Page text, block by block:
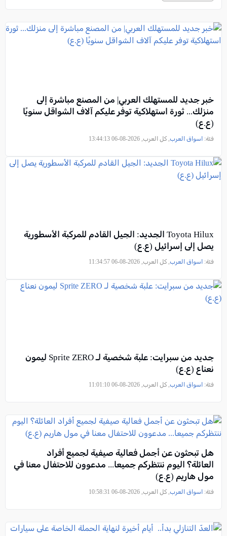
خبر جديد للمستهلك العربي| من المصنع مباشرة إلى
منزلك... ثورة استهلاكية توفر عليكم آلاف الشواقل سنويًا
(ع.ع)
فئة: اسواق العرب, كل العرب, 2026-08-06 13:44:13
Toyota Hilux الجديد: الجيل القادم للمركبة الأسطورية
يصل إلى إسرائيل (ع.ع)
فئة: اسواق العرب, كل العرب, 2026-08-06 11:34:57
جديد من سبرايت: علبة شخصية لـ Sprite ZERO ليمون
نعناع (ع.ع)
فئة: اسواق العرب, كل العرب, 2026-08-06 11:01:10
هل تبحثون عن أجمل فعالية صيفية لجميع أفراد
العائلة؟ اليوم ننتظركم جميعا... مدعوون للاحتفال معنا في
مول هاريم (ع.ع)
فئة: اسواق العرب, كل العرب, 2026-08-06 10:58:31